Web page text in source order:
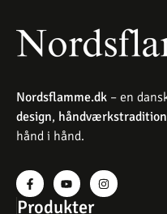
Nordsflamme.dk – en
design, håndværkstradition
hånd i hånd.
Produkter